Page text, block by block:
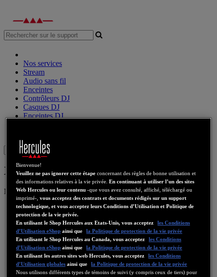
Nos services
Stream
Audio sans fil
Enceintes
Contrôleurs DJ
Casques DJ
Enceintes DJ
XPS 2.0 35 USB
Numéro de produit 4780643 4781006 4782018
Bienvenue!
Veuillez ne pas ignorer cette étape concernant des règles de bonne utilisation et
des informations relatives à la vie privée.En continuant à utiliser l’un des sites
Web Hercules ou leur contenu-que vous avez consulté, affiché, téléchargé ou
imprimé-,vous acceptez des contrats et documents rédigés sur un support
technologique, et vous acceptez leurs Conditions d’Utilisation et Politique de
protection de la vie privée.
En utilisant le Shop Hercules aux Etats-Unis, vous acceptez
les Conditions
d’Utilisation eShop ainsi que
la Politique de protection de la vie privée
En utilisant le Shop Hercules au Canada, vous acceptez
les Conditions
d’Utilisation eShop ainsi que
la Politique de protection de la vie privée
En utilisant les autres sites web Hercules, vous acceptez
les Conditions
d’Utilisation globales ainsi que
la Politique de protection de la vie privée
Nous utilisons différents types de témoins de suivi (y compris ceux de tiers) pour